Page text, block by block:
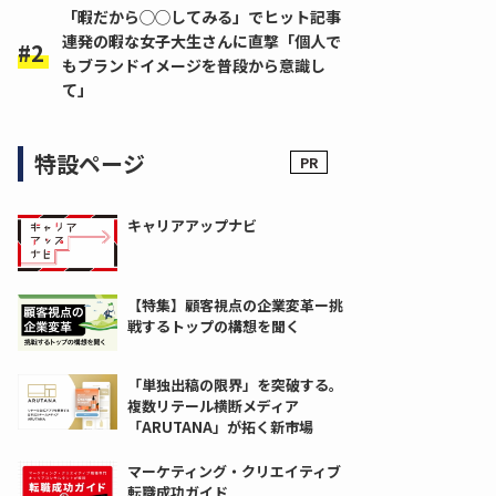
「暇だから◯◯してみる」でヒット記事
連発の暇な女子大生さんに直撃「個人で
もブランドイメージを普段から意識し
て」
特設ページ
キャリアアップナビ
【特集】顧客視点の企業変革ー挑
戦するトップの構想を聞く
「単独出稿の限界」を突破する。
複数リテール横断メディア
「ARUTANA」が拓く新市場
マーケティング・クリエイティブ
転職成功ガイド